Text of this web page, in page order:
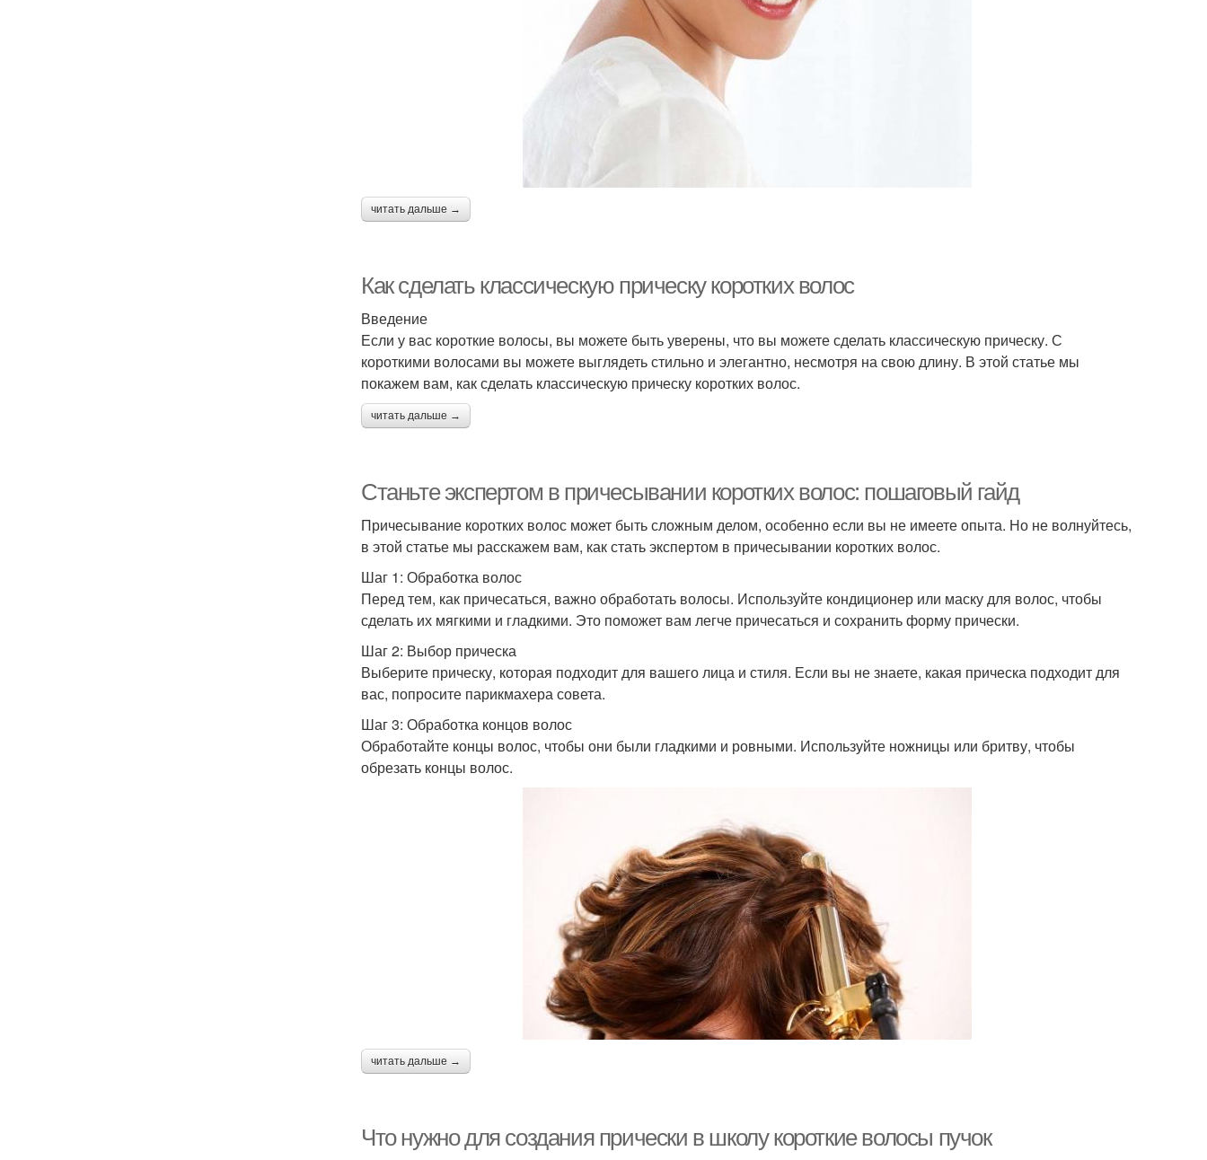
читать дальше →
Как сделать классическую прическу коротких волос
Введение
Если у вас короткие волосы, вы можете быть уверены, что вы можете сделать классическую прическу. С
короткими волосами вы можете выглядеть стильно и элегантно, несмотря на свою длину. В этой статье мы
покажем вам, как сделать классическую прическу коротких волос.
читать дальше →
Станьте экспертом в причесывании коротких волос: пошаговый гайд
Причесывание коротких волос может быть сложным делом, особенно если вы не имеете опыта. Но не волнуйтесь,
в этой статье мы расскажем вам, как стать экспертом в причесывании коротких волос.
Шаг 1: Обработка волос
Перед тем, как причесаться, важно обработать волосы. Используйте кондиционер или маску для волос, чтобы
сделать их мягкими и гладкими. Это поможет вам легче причесаться и сохранить форму прически.
Шаг 2: Выбор прическа
Выберите прическу, которая подходит для вашего лица и стиля. Если вы не знаете, какая прическа подходит для
вас, попросите парикмахера совета.
Шаг 3: Обработка концов волос
Обработайте концы волос, чтобы они были гладкими и ровными. Используйте ножницы или бритву, чтобы
обрезать концы волос.
читать дальше →
Что нужно для создания прически в школу короткие волосы пучок